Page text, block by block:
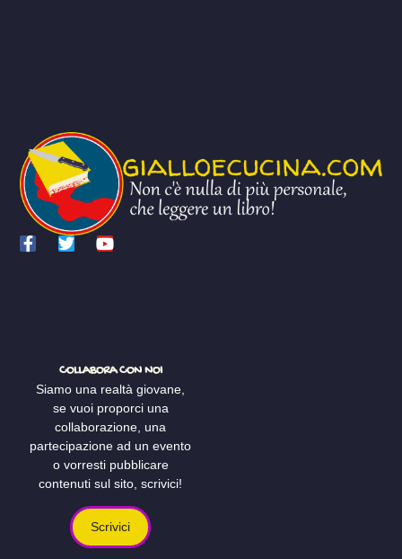
COLLABORA CON NOI
Siamo una realtà giovane,
se vuoi proporci una
collaborazione, una
partecipazione ad un evento
o vorresti pubblicare
contenuti sul sito, scrivici!
Scrivici